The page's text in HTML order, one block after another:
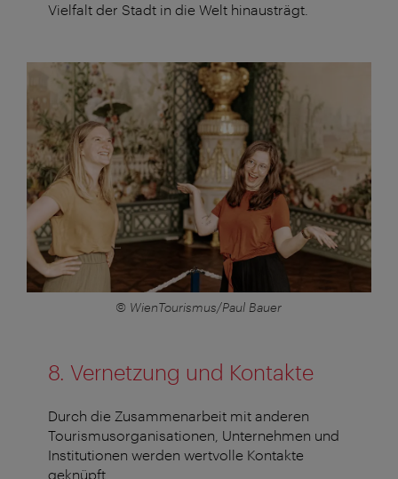
Vielfalt der Stadt in die Welt hinausträgt.
© WienTourismus/Paul Bauer
8. Vernetzung und Kontakte
Durch die Zusammenarbeit mit anderen
Tourismusorganisationen, Unternehmen und
Institutionen werden wertvolle Kontakte
geknüpft.